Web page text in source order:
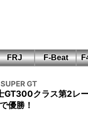
FRJ F-Beat
SUPER GT
GT300クラス第2レ
優勝！